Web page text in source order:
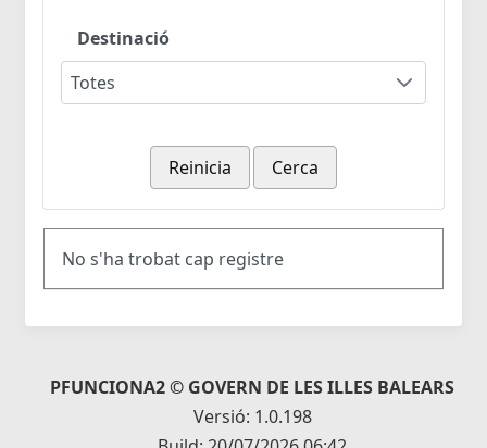
Destinació
Totes
Reinicia Cerca
No s'ha trobat cap registre
PFUNCIONA2 © GOVERN DE LES ILLES BALEARS
Versió: 1.0.198